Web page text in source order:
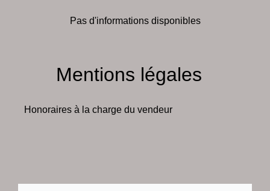
Pas d'informations disponibles
Mentions légales
Honoraires à la charge du vendeur